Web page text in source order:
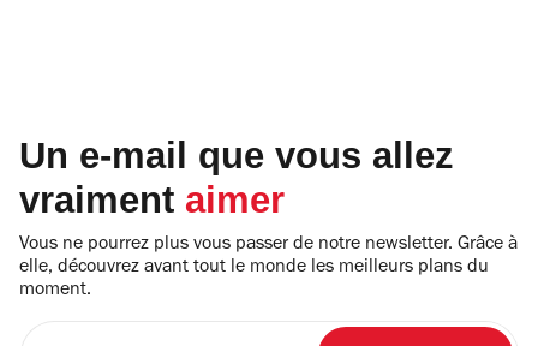
Un e-mail que vous allez
vraiment aimer
Vous ne pourrez plus vous passer de notre newsletter. Grâce à
elle, découvrez avant tout le monde les meilleurs plans du
moment.